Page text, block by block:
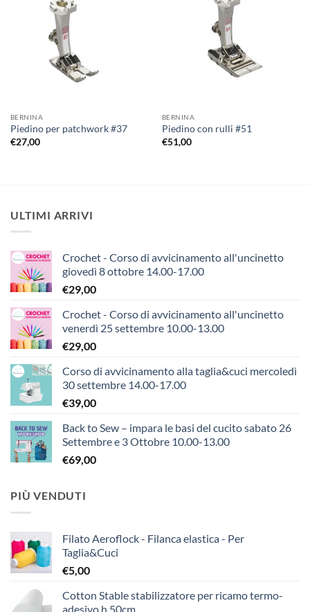
BERNINA
Piedino per patchwork #37
€27,00
BERNINA
Piedino con rulli #51
€51,00
ULTIMI ARRIVI
Crochet - Corso di avvicinamento all'uncinetto
giovedì 8 ottobre 14.00-17.00
€29,00
Crochet - Corso di avvicinamento all'uncinetto
venerdì 25 settembre 10.00-13.00
€29,00
Corso di avvicinamento alla taglia&cuci mercoledì
30 settembre 14.00-17.00
€39,00
Back to Sew – impara le basi del cucito sabato 26
Settembre e 3 Ottobre 10.00-13.00
€69,00
PIÙ VENDUTI
Filato Aeroflock - Filanca elastica - Per
Taglia&Cuci
€5,00
Cotton Stable stabilizzatore per ricamo termo-
adesivo h.50cm.